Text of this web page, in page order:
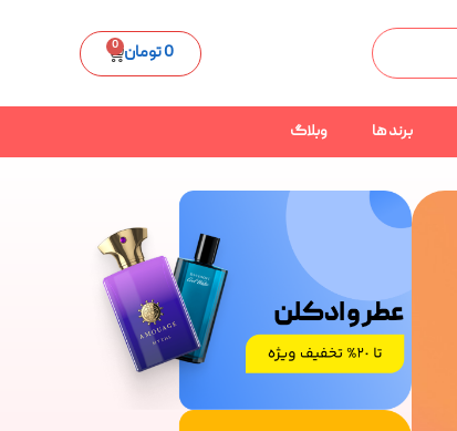
0تومان 0
برند ها وبلاگ